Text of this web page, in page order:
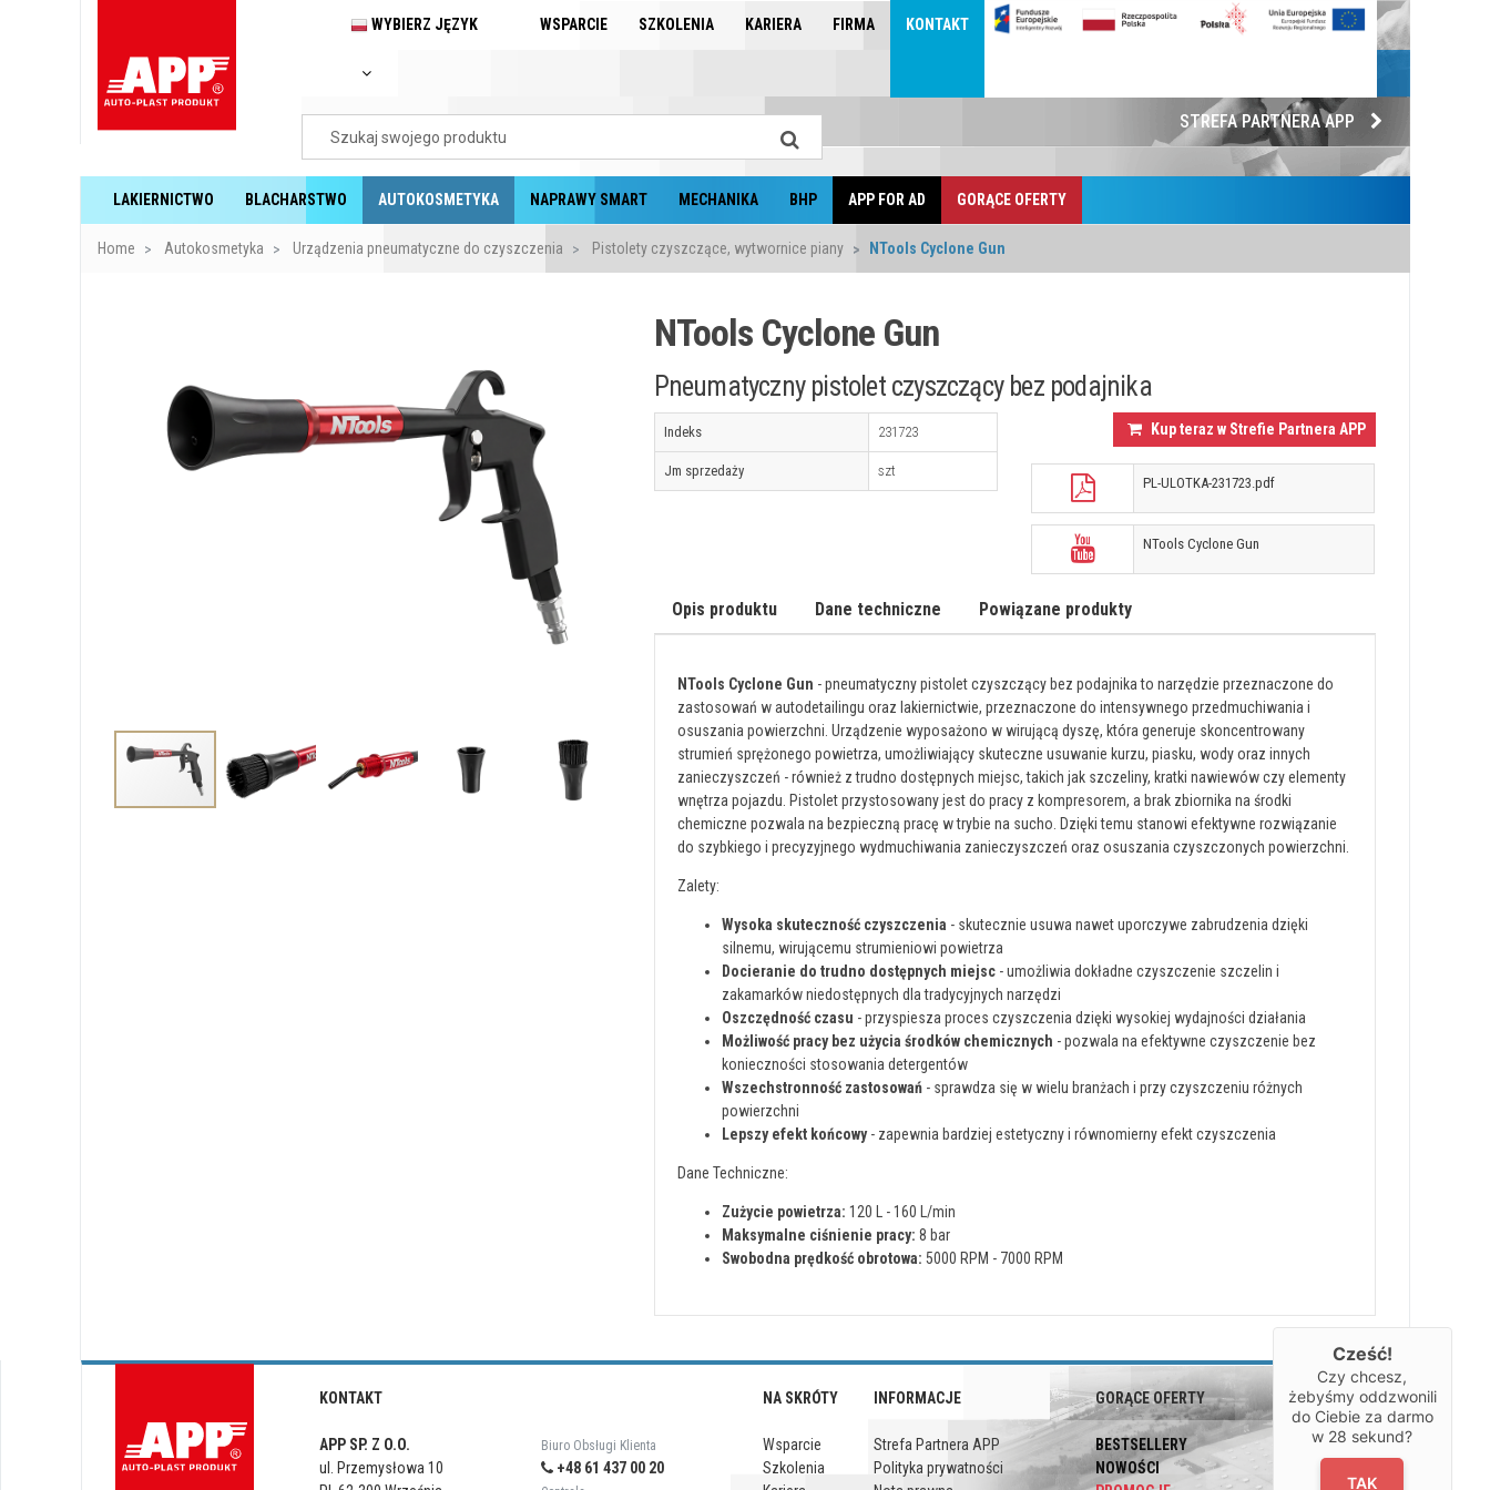
WYBIERZ JĘZYK WSPARCIE SZKOLENIA KARIERA FIRMA KONTAKT
STREFA PARTNERA APP
LAKIERNICTWO BLACHARSTWO AUTOKOSMETYKA NAPRAWY SMART MECHANIKA BHP APP FOR AD GORĄCE OFERTY
Home Autokosmetyka Urządzenia pneumatyczne do czyszczenia Pistolety czyszczące, wytwornice piany NTools Cyclone Gun
NTools Cyclone Gun
Pneumatyczny pistolet czyszczący bez podajnika
Indeks 231723
Jm sprzedaży szt
Kup teraz w Strefie Partnera APP
PL-ULOTKA-231723.pdf
NTools Cyclone Gun
Opis produktu Dane techniczne Powiązane produkty
NTools Cyclone Gun - pneumatyczny pistolet czyszczący bez podajnika to narzędzie przeznaczone do
zastosowań w autodetailingu oraz lakiernictwie, przeznaczone do intensywnego przedmuchiwania i
osuszania powierzchni. Urządzenie wyposażono w wirującą dyszę, która generuje skoncentrowany
strumień sprężonego powietrza, umożliwiający skuteczne usuwanie kurzu, piasku, wody oraz innych
zanieczyszczeń - również z trudno dostępnych miejsc, takich jak szczeliny, kratki nawiewów czy elementy
wnętrza pojazdu. Pistolet przystosowany jest do pracy z kompresorem, a brak zbiornika na środki
chemiczne pozwala na bezpieczną pracę w trybie na sucho. Dzięki temu stanowi efektywne rozwiązanie
do szybkiego i precyzyjnego wydmuchiwania zanieczyszczeń oraz osuszania czyszczonych powierzchni.
Zalety:
Wysoka skuteczność czyszczenia - skutecznie usuwa nawet uporczywe zabrudzenia dzięki
silnemu, wirującemu strumieniowi powietrza
Docieranie do trudno dostępnych miejsc- umożliwia dokładne czyszczenie szczelin i
zakamarków niedostępnych dla tradycyjnych narzędzi
Oszczędność czasu - przyspiesza proces czyszczenia dzięki wysokiej wydajności działania
Możliwość pracy bez użycia środków chemicznych - pozwala na efektywne czyszczenie bez
konieczności stosowania detergentów
Wszechstronność zastosowań- sprawdza się w wielu branżach i przy czyszczeniu różnych
powierzchni
Lepszy efekt końcowy- zapewnia bardziej estetyczny i równomierny efekt czyszczenia
Dane Techniczne:
Zużycie powietrza: 120 L - 160 L/min
Maksymalne ciśnienie pracy: 8 bar
Swobodna prędkość obrotowa: 5000 RPM - 7000 RPM
KONTAKT
APP SP. Z O.O.
ul. Przemysłowa 10
Biuro Obsługi Klienta
+48 61 437 00 20
NA SKRÓTY
Wsparcie
Szkolenia
INFORMACJE
Strefa Partnera APP
Polityka prywatności
GORĄCE OFERTY
BESTSELLERY
NOWOŚCI
OBSERWUJ
NAS
Cześć!
Czy chcesz,
żebyśmy oddzwonili
do Ciebie za darmo
w 28 sekund?
TAK